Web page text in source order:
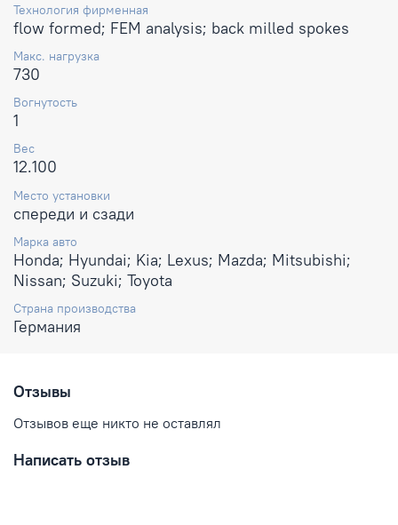
Технология фирменная
flow formed; FEM analysis; back milled spokes
Макс. нагрузка
730
Вогнутость
1
Вес
12.100
Место установки
спереди и сзади
Марка авто
Honda; Hyundai; Kia; Lexus; Mazda; Mitsubishi;
Nissan; Suzuki; Toyota
Страна производства
Германия
Отзывы
Отзывов еще никто не оставлял
Написать отзыв